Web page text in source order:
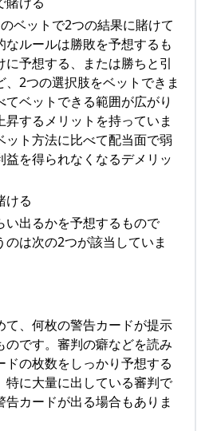
ベットで2つの結果に賭けて
なルールは勝敗を予想するも
予想する、または勝ちと引
、2つの選択肢をベットできま
ベットできる範囲が広がり
昇するメリットを持っていま
ット方法に比べて配当面で弱
益を得られなくなるデメリッ
ける
い出るかを予想するもので
は次の2つが該当していま
て、何枚の警告カードが提示
のです。審判の癖などを読み
ドの枚数をしっかり予想する
特に大量に出している審判で
カードが出る場合もありま